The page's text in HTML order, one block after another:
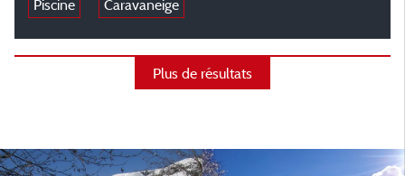
Piscine Caravaneige
Plus de résultats